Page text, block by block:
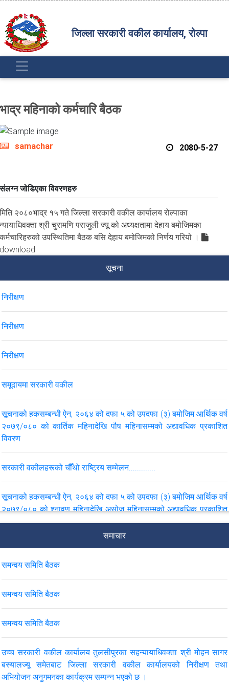
जिल्ला सरकारी वकील कार्यालय, रोल्पा
भाद्र महिनाको कर्मचारि बैठक
samachar 2080-5-27
संलग्न जोडिएका विवरणहरु
मिति २०८०भाद्र १५ गते जिल्ला सरकारी वकील कार्यालय रोल्पाका
न्यायाधिवक्ता श्री चुरामणि पराजुली ज्यू को अध्यक्षतामा देहाय बमोजिमका
कर्मचारिहरुको उपस्थितिमा बैठक बसि देहाय बमोजिमको निर्णय गरियो ।
download
सूचना
निरीक्षण
निरीक्षण
निरीक्षण
समूदायमा सरकारी वकील
सूचनाको हकसम्बन्धी ऐन, २०६४ को दफा ५ को उपदफा (३) बमोजिम आर्थिक वर्ष
२०७९/०८० को कार्तिक महिनादेखि पौष महिनासम्मको अद्यावधिक प्रकाशित
विवरण
सरकारी वकीलहरूको चौँथो राष्ट्रिय सम्मेलन.............
सूचनाको हकसम्बन्धी ऐन, २०६४ को दफा ५ को उपदफा (३) बमोजिम आर्थिक वर्ष
२०७९/०८० को श्नावण महिनादेखि असोज महिनासम्मको अद्यावधिक प्रकाशित
विवरण
सूचनाको हकसम्बन्धी ऐन, २०६४ को दफा ५ को उपदफा (३) बमोजिम आर्थिक वर्ष
२०७८/०७९ को बैशाख महिनादेखि असार महिनासम्मको अद्यावधिक प्रकाशित
२०७७/०७८ को माघ महिनादेखि चैत्र महिनासम्मको अद्यावधिक प्रकाशित
विवरण
सूचनाको हकसम्बन्धी ऐन, २०६४ को दफा ५ को उपदफा ३ बमोजिम आर्थिक वर्ष
२०७८/०७९ को कार्तिक महिनादेखि पौष महिनासम्मको अद्यावधिक प्रकाशित
विवरण
समाचार
समन्वय समिति बैठक
समन्वय समिति बैठक
समन्वय समिति बैठक
उच्च सरकारी वकील कार्यालय तुलसीपुरका सहन्यायाधिवक्ता श्री मोहन सागर
बस्यालज्यू समेतबाट जिल्ला सरकारी वकील कार्यालयको निरीक्षण तथा
अभियोजन अनुगमनका कार्यक्रम सम्पन्न भएको छ ।